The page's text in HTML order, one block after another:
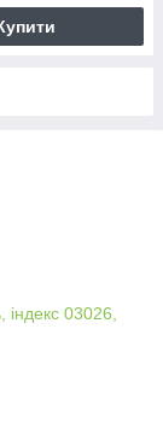
індекс 03026,